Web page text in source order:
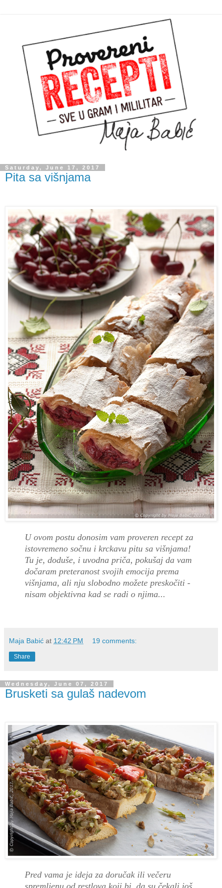
Saturday, June 17, 2017
Pita sa višnjama
U ovom postu donosim vam proveren recept za
istovremeno sočnu i krckavu pitu sa višnjama!
Tu je, doduše, i uvodna priča, pokušaj da vam
dočaram preteranost svojih emocija prema
višnjama, ali nju slobodno možete preskočiti -
nisam objektivna kad se radi o njima...
Maja Babić at 12:42 PM 19 comments:
Share
Wednesday, June 07, 2017
Brusketi sa gulaš nadevom
Pred vama je ideja za doručak ili večeru
spremljenu od restlova koji bi, da su čekali još